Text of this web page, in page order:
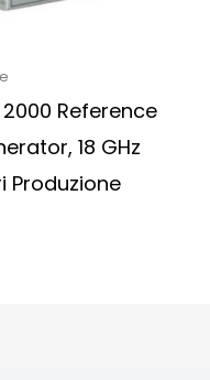
2000 Reference
18 GHz
Produzione